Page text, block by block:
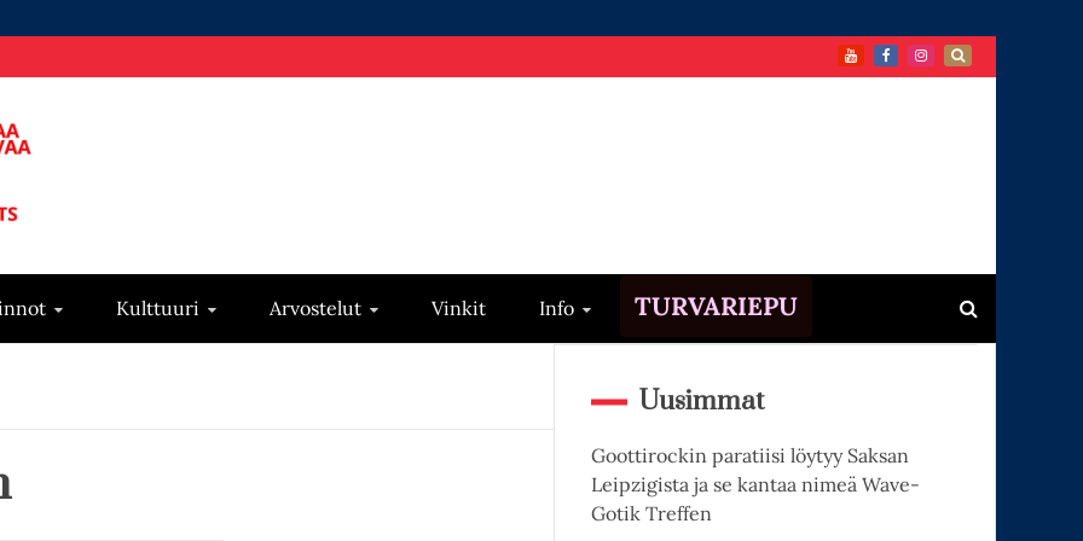
Kulttuuri Arvostelut Vinkit Info TURVARIEPU
Uusimmat
Goottirockin paratiisi löytyy Saksan
Leipzigista ja se kantaa nimeä Wave-
Gotik Treffen